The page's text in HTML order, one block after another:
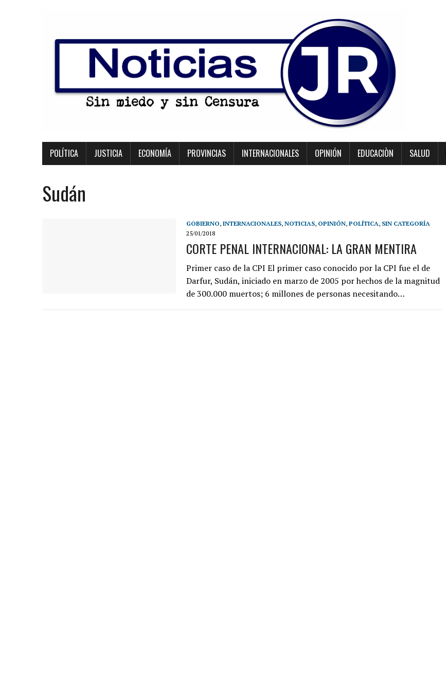
POLÍTICA JUSTICIA ECONOMÍA PROVINCIAS INTERNACIONALES OPINIÓN EDUCACIÒN SALUD
Sudán
GOBIERNO, INTERNACIONALES, NOTICIAS, OPINIÓN, POLÍTICA, SIN CATEGORÍA
25/01/2018
CORTE PENAL INTERNACIONAL: LA GRAN MENTIRA
Primer caso de la CPI El primer caso conocido por la CPI fue el de
Darfur, Sudán, iniciado en marzo de 2005 por hechos de la magnitud
de 300.000 muertos; 6 millones de personas necesitando…